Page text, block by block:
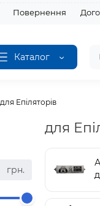
Повернення
Каталог
для Епіляторів
грн.
для